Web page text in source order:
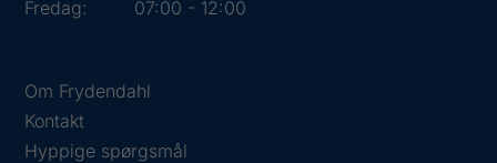
Fredag:
07:00 - 12:00
Om Frydendahl
Kontakt
Hyppige spørgsmål